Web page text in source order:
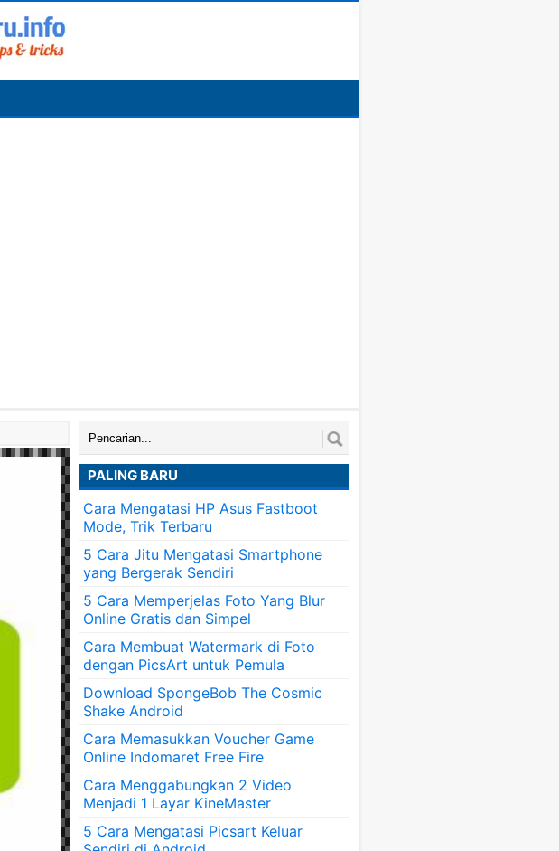
Cari:
PALING BARU
Cara Mengatasi HP Asus Fastboot
Mode, Trik Terbaru
5 Cara Jitu Mengatasi Smartphone
yang Bergerak Sendiri
5 Cara Memperjelas Foto Yang Blur
Online Gratis dan Simpel
Cara Membuat Watermark di Foto
dengan PicsArt untuk Pemula
Download SpongeBob The Cosmic
Shake Android
Cara Memasukkan Voucher Game
Online Indomaret Free Fire
Cara Menggabungkan 2 Video
Menjadi 1 Layar KineMaster
5 Cara Mengatasi Picsart Keluar